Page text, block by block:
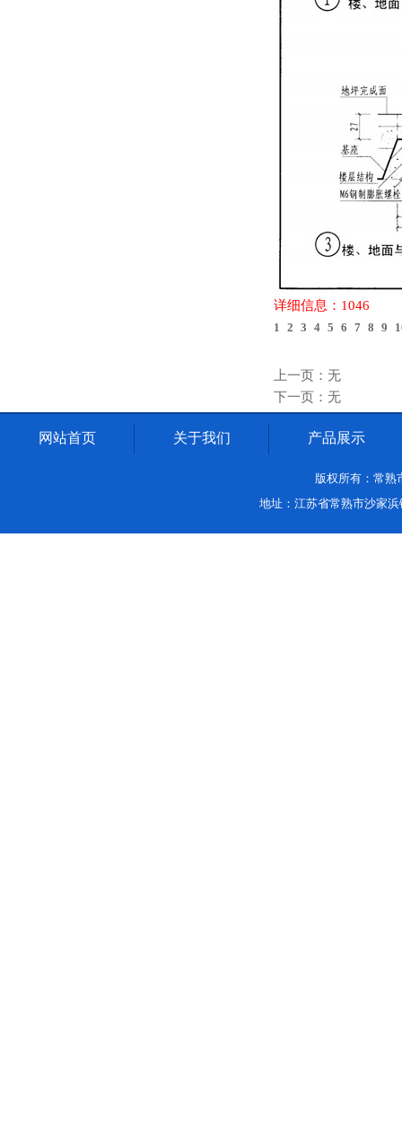
详细信息：1046
1 2 3 4 5 6 7 8 9
上一页：无
下一页：无
网站首页 关于我们 产品展示
版权所有：常
地址：江苏省常熟市沙家